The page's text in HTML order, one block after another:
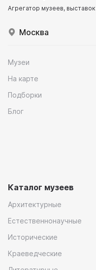
Агрегатор музеев,
Москва
Музеи
На карте
Подборки
Блог
Каталог музеев
Архитектурные
Естественнонаучные
Исторические
Краеведческие